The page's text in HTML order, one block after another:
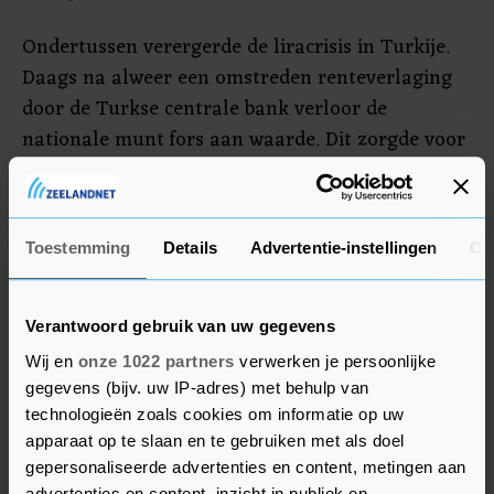
Toestemming Details Advertentie-instellingen
Verantwoord gebruik van uw gegevens
Wij en onze 1022 partners verwerken je persoonlijke
gegevens (bijv. uw IP-adres) met behulp van
technologieën zoals cookies om informatie op uw
apparaat op te slaan en te gebruiken met als doel
gepersonaliseerde advertenties en content, metingen aan
Ondertussen verergerde de liracrisis in Turkije.
Daags na alweer een omstreden renteverlaging
door de Turkse centrale bank verloor de
nationale munt fors aan waarde. Dit zorgde voor
zulke grote paniek op de beurs in Istanbul dat de
handel twee keer automatisch werd stilgelegd.
Airbus
Airbus steeg 2 procent in Parijs.
Luchtvaartcombinatie Air France-KLM (plus 1,8
procent) heeft een bestelling geplaatst voor
honderd toestellen bij de Europese
vliegtuigbouwer. In Milaan zakte EssilorLuxottica
ruim 2 procent. Het brillenconcern en